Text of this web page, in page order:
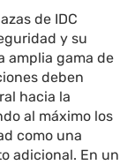
de IDC
y su
amplia gama de
deben
hacia la
al máximo los
como una
adicional. En un